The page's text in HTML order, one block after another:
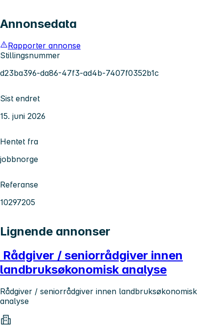
Annonsedata
Rapporter annonse
Stillingsnummer
d23ba396-da86-47f3-ad4b-7407f0352b1c
Sist endret
15. juni 2026
Hentet fra
jobbnorge
Referanse
10297205
Lignende annonser
Rådgiver / seniorrådgiver innen
landbruksøkonomisk analyse
Rådgiver / seniorrådgiver innen landbruksøkonomisk
analyse